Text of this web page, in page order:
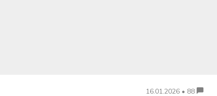
16.01.2026 • 88